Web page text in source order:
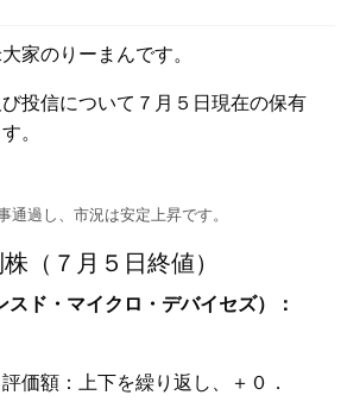
家のりーまんです。
投信について７月５日現在の保有
。
通過し、市況は安定上昇です。
（７月５日終値）
スド・マイクロ・デバイセズ）：
額：上下を繰り返し、＋０．